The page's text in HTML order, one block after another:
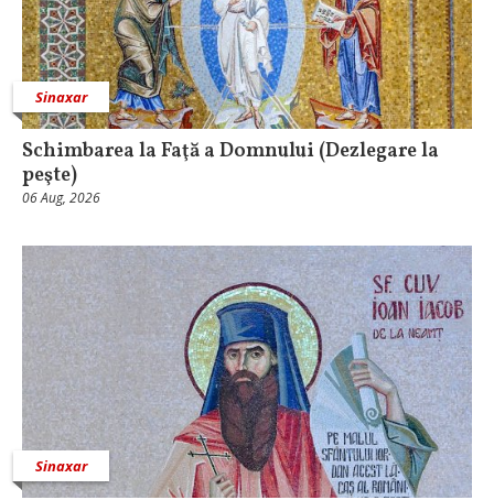
Sinaxar
Schimbarea la Faţă a Domnului (Dezlegare la
peşte)
06 Aug, 2026
Sinaxar